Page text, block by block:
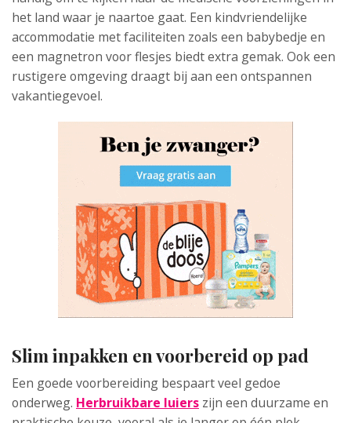
het land waar je naartoe gaat. Een kindvriendelijke
accommodatie met faciliteiten zoals een babybedje en
een magnetron voor flesjes biedt extra gemak. Ook een
rustigere omgeving draagt bij aan een ontspannen
vakantiegevoel.
Slim inpakken en voorbereid op pad
Een goede voorbereiding bespaart veel gedoe
onderweg. Herbruikbare luiers zijn een duurzame en